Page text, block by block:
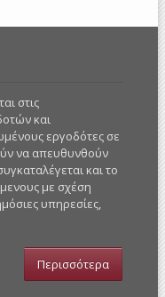
στις
και
εργοδότες σε
να απευθυνθούν
και το
με σχέση
υπηρεσίες,
Περισσότερα